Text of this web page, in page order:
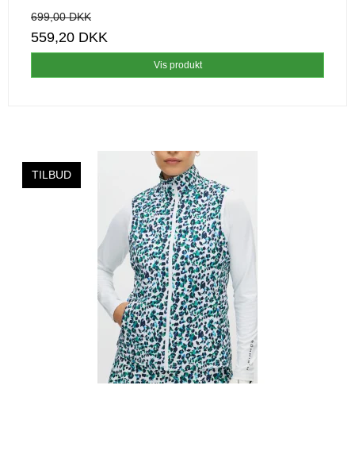
699,00 DKK
559,20 DKK
Vis produkt
TILBUD